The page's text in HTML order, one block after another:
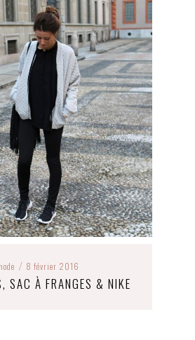
/ 8 février 2016
SAC À FRANGES & NIKE